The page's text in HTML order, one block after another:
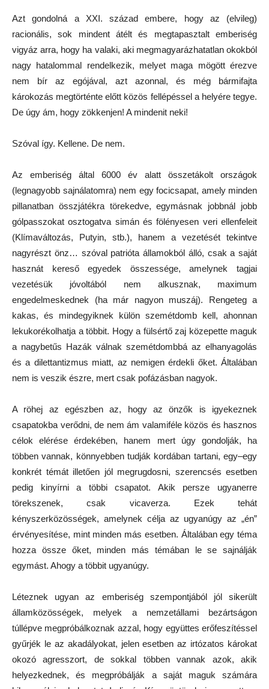
Azt gondolná a XXI. század embere, hogy az (elvileg)
racionális, sok mindent átélt és megtapasztalt emberiség
vigyáz arra, hogy ha valaki, aki megmagyarázhatatlan okokból
nagy hatalommal rendelkezik, melyet maga mögött érezve
nem bír az egójával, azt azonnal, és még bármifajta
károkozás megtörténte előtt közös fellépéssel a helyére tegye.
De úgy ám, hogy zökkenjen! A mindenit neki!
Szóval így. Kellene. De nem.
Az emberiség által 6000 év alatt összetákolt országok
(legnagyobb sajnálatomra) nem egy focicsapat, amely minden
pillanatban összjátékra törekedve, egymásnak jobbnál jobb
gólpasszokat osztogatva simán és fölényesen veri ellenfeleit
(Klímaváltozás, Putyin, stb.), hanem a vezetését tekintve
nagyrészt önz… szóval patrióta államokból álló, csak a saját
hasznát kereső egyedek összessége, amelynek tagjai
vezetésük jóvoltából nem alkusznak, maximum
engedelmeskednek (ha már nagyon muszáj). Rengeteg a
kakas, és mindegyiknek külön szemétdomb kell, ahonnan
lekukorékolhatja a többit. Hogy a fülsértő zaj közepette maguk
a nagybetűs Hazák válnak szemétdombbá az elhanyagolás
és a dilettantizmus miatt, az nemigen érdekli őket. Általában
nem is veszik észre, mert csak pofázásban nagyok.
A röhej az egészben az, hogy az önzők is igyekeznek
csapatokba verődni, de nem ám valamiféle közös és hasznos
célok elérése érdekében, hanem mert úgy gondolják, ha
többen vannak, könnyebben tudják kordában tartani, egy–egy
konkrét témát illetően jól megrugdosni, szerencsés esetben
pedig kinyírni a többi csapatot. Akik persze ugyanerre
törekszenek, csak vicaverza. Ezek tehát
kényszerközösségek, amelynek célja az ugyanúgy az „én”
érvényesítése, mint minden más esetben. Általában egy téma
hozza össze őket, minden más témában le se sajnálják
egymást. Ahogy a többit ugyanúgy.
Léteznek ugyan az emberiség szempontjából jól sikerült
államközösségek, melyek a nemzetállami bezártságon
túllépve megpróbálkoznak azzal, hogy együttes erőfeszítéssel
gyűrjék le az akadályokat, jelen esetben az irtózatos károkat
okozó agresszort, de sokkal többen vannak azok, akik
helyezkednek, és megpróbálják a saját maguk számára